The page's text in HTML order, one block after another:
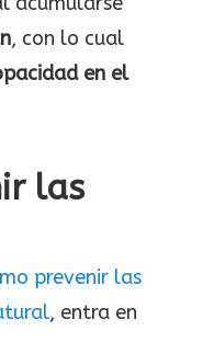
, con lo cual
en el
las
prevenir las
, entra en